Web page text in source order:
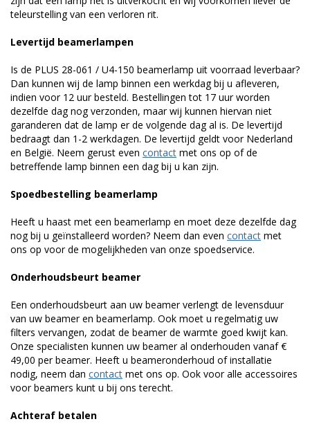
teleurstelling van een verloren rit.
Levertijd beamerlampen
Is de PLUS 28-061 / U4-150 beamerlamp uit voorraad leverbaar?
Dan kunnen wij de lamp binnen een werkdag bij u afleveren,
indien voor 12 uur besteld. Bestellingen tot 17 uur worden
dezelfde dag nog verzonden, maar wij kunnen hiervan niet
garanderen dat de lamp er de volgende dag al is. De levertijd
bedraagt dan 1-2 werkdagen. De levertijd geldt voor Nederland
en België. Neem gerust even contact met ons op of de
betreffende lamp binnen een dag bij u kan zijn.
Spoedbestelling beamerlamp
Heeft u haast met een beamerlamp en moet deze dezelfde dag
nog bij u geïnstalleerd worden? Neem dan even contact met
ons op voor de mogelijkheden van onze spoedservice.
Onderhoudsbeurt beamer
Een onderhoudsbeurt aan uw beamer verlengt de levensduur
van uw beamer en beamerlamp. Ook moet u regelmatig uw
filters vervangen, zodat de beamer de warmte goed kwijt kan.
Onze specialisten kunnen uw beamer al onderhouden vanaf €
49,00 per beamer. Heeft u beameronderhoud of installatie
nodig, neem dan contact met ons op. Ook voor alle accessoires
voor beamers kunt u bij ons terecht.
Achteraf betalen